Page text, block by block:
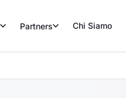
Partners Chi Siamo